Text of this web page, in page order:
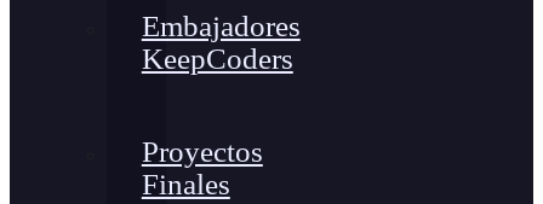
Embajadores
KeepCoders
Proyectos
Finales